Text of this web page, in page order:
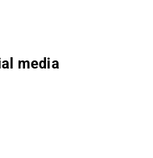
media